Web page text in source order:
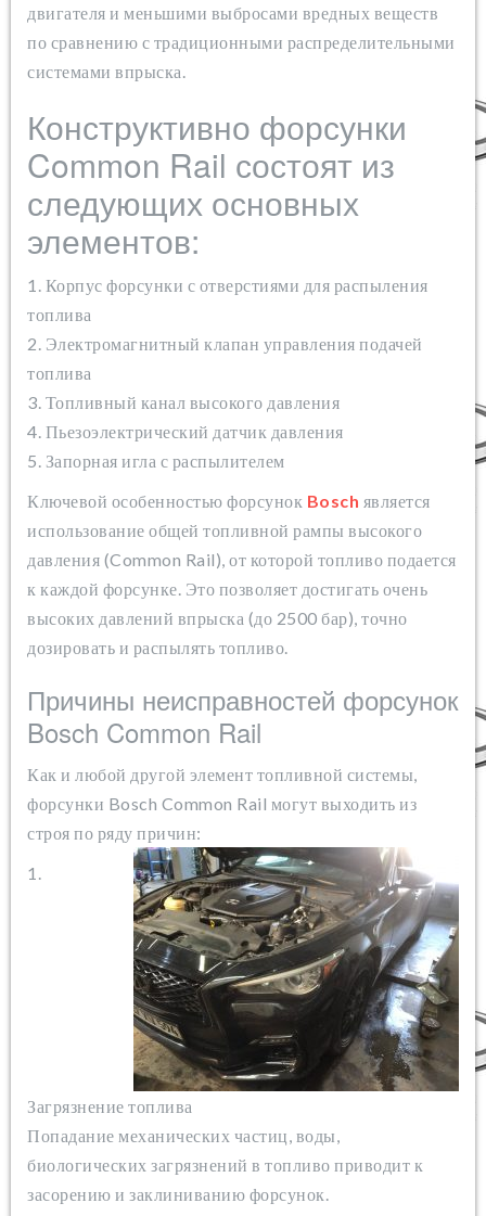
двигателя и меньшими выбросами вредных веществ
по сравнению с традиционными распределительными
системами впрыска.
Конструктивно форсунки
Common Rail состоят из
следующих основных
элементов:
1. Корпус форсунки с отверстиями для распыления
топлива
2. Электромагнитный клапан управления подачей
топлива
3. Топливный канал высокого давления
4. Пьезоэлектрический датчик давления
5. Запорная игла с распылителем
Ключевой особенностью форсунок Bosch является
использование общей топливной рампы высокого
давления (Common Rail), от которой топливо подается
к каждой форсунке. Это позволяет достигать очень
высоких давлений впрыска (до 2500 бар), точно
дозировать и распылять топливо.
Причины неисправностей форсунок
Bosch Common Rail
Как и любой другой элемент топливной системы,
форсунки Bosch Common Rail могут выходить из
строя по ряду причин:
1.
Загрязнение топлива
Попадание механических частиц, воды,
биологических загрязнений в топливо приводит к
засорению и заклиниванию форсунок.